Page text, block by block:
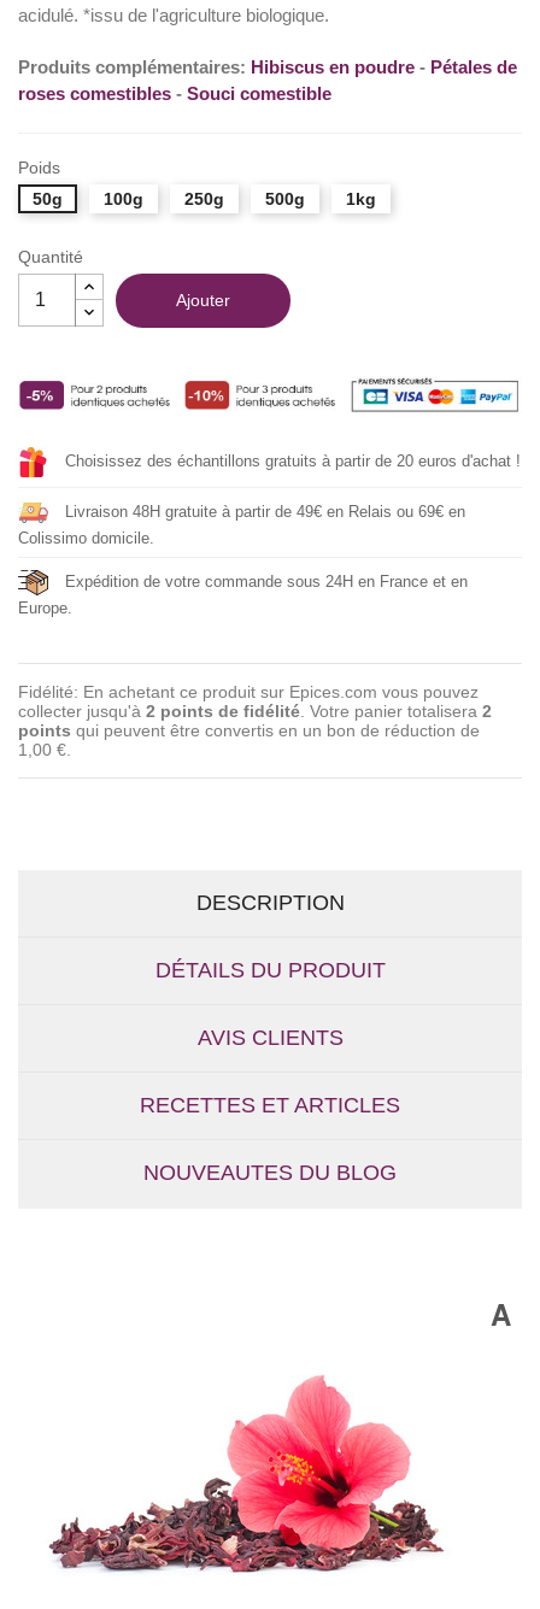
acidulé. *issu de l'agriculture biologique.
Produits complémentaires: Hibiscus en poudre - Pétales de
roses comestibles - Souci comestible
Poids
50g
100g 250g 500g 1kg
Quantité
Ajouter
Choisissez des échantillons gratuits à partir de 20 euros d'achat !
Livraison 48H gratuite à partir de 49€ en Relais ou 69€ en
Colissimo domicile.
Expédition de votre commande sous 24H en France et en
Europe.
Fidélité: En achetant ce produit sur Epices.com vous pouvez
collecter jusqu'à 2 points de fidélité . Votre panier totalisera 2
points qui peuvent être convertis en un bon de réduction de
1,00 €
DESCRIPTION
DÉTAILS DU PRODUIT
AVIS CLIENTS
RECETTES ET ARTICLES
NOUVEAUTES DU BLOG
A